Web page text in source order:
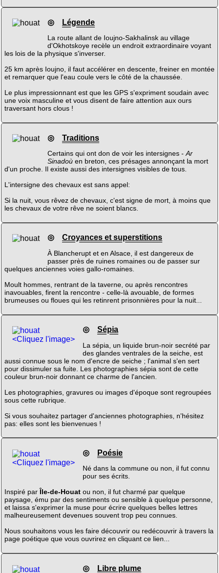
◎ Légende
La route allant de Ioujno-Sakhalinsk au village
d'Okhotskoye recèle un endroit extraordinaire voyant
les lois de la physique s'inverser.
25 km après Ioujno, il faut accélérer en descente, freiner en montée
et remarquer que l'eau coule vers le côté de la chaussée.
Le plus impressionnant est que les GPS s'expriment soudain avec
une voix masculine et vous disent de faire attention aux ours
traversant hors clous !
◎ Traditions
Certains qui ont don de voir les intersignes - Ar
Sinadoùen breton, ces présages annonçant la mort
d'un proche. Il existe aussi des intersignes visibles de tous.
L'intersigne des chevaux est sans appel:
Si la nuit, vous rêvez de chevaux, c'est signe de mort, à moins que
les chevaux de votre rêve ne soient blancs.
◎ Croyances et superstitions
À Blancherupt et en Alsace, il est dangereux de
passer près de ruines romaines ou de passer sur
quelques anciennes voies gallo-romaines.
Moult hommes, rentrant de la taverne, ou après rencontres
inavouables, firent la rencontre - celle-là avouable, de formes
brumeuses ou floues qui les retinrent prisonnières pour la nuit...
<Cliquez l'image>
◎ Sépia
La sépia, un liquide brun-noir secrété par
des glandes ventrales de la seiche, est
aussi connue sous le nom d'encre de seiche ; l'animal s'en sert
pour dissimuler sa fuite. Les photographies sépia sont de cette
couleur brun-noir donnant ce charme de l'ancien.
Les photographies, gravures ou images d'époque sont regroupées
sous cette rubrique.
Si vous souhaitez partager d'anciennes photographies, n'hésitez
pas: elles sont les bienvenues !
<Cliquez l'image>
◎ Poésie
Né dans la commune ou non, il fut connu
pour ses écrits.
Inspiré par Île-de-Houatou non, il fut charmé par quelque
paysage, ému par des sentiments ou sensible à quelque personne,
et laissa s'exprimer la muse pour écrire quelques belles lettres
malheureusement devenues souvent trop peu connues.
Nous souhaitons vous les faire découvrir ou redécouvrir à travers la
page poétique que vous ouvrirez en cliquant ce lien...
◎ Libre plume